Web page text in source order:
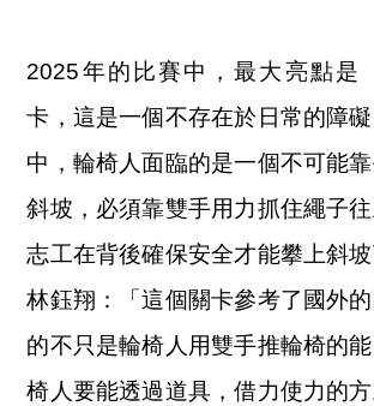
2025年的比賽中，最大亮點是
卡，這是一個不存在於日常的障
中，輪椅人面臨的是一個不可能
斜坡，必須靠雙手用力抓住繩子
志工在背後確保安全才能攀上斜坡
林鈺翔：「這個關卡參考了國外
的不只是輪椅人用雙手推輪椅的
椅人要能透過道具，借力使力的方